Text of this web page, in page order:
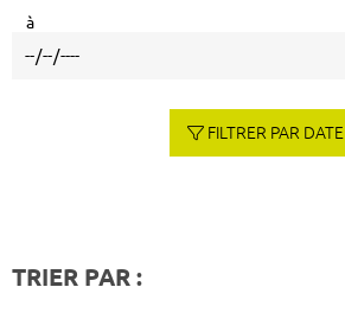
à
FILTRER PAR DATE
TRIER PAR :